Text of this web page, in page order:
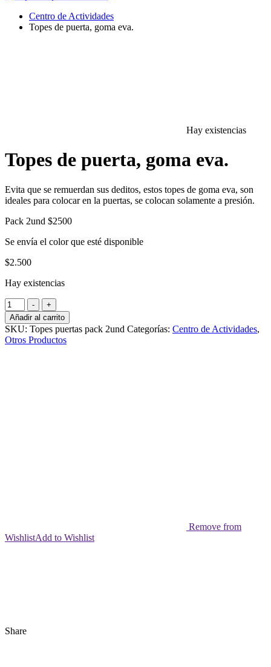
Centro de Actividades
Topes de puerta, goma eva.
Hay existencias
Topes de puerta, goma eva.
Evita que se remuerdan sus deditos, estos topes de goma eva, son
ideales para colocar en la puertas, se colocan solamente a presión.
Pack 2und $2500
Se envía el color que esté disponible
$2.500
Hay existencias
Topes
de
puerta,
goma
eva.
-
+
Añadir al carrito
SKU: Topes puertas pack 2und Categorías: Centro de Actividades,
Otros Productos
Remove from
WishlistAdd to Wishlist
Share